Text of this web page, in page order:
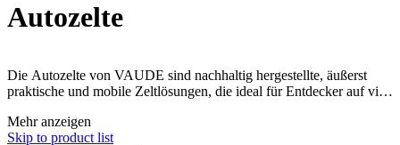
Autozelte
Die Autozelte von VAUDE sind nachhaltig hergestellte, äußerst
praktische und mobile Zeltlösungen, die ideal für Entdecker auf vier
komfortable und bequeme Unterkunft immer griffbereit, wenn du
auf der Straße unterwegs bist und das Abenteuer suchst.
Mehr anzeigen
Skip to product list